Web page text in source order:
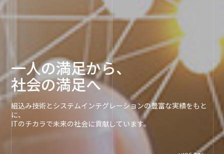
一人の満足から、
社会の満足へ
組込み技術とシステムインテグレーションの豊富な実績をもと
に、
ITのチカラで未来の社会に貢献しています。